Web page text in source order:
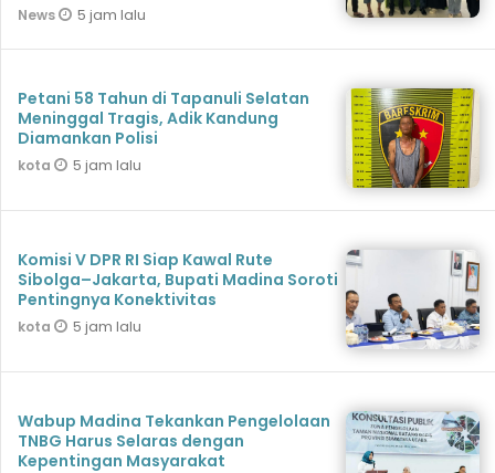
News 5 jam lalu
Petani 58 Tahun di Tapanuli Selatan
Meninggal Tragis, Adik Kandung
Diamankan Polisi
kota 5 jam lalu
Komisi V DPR RI Siap Kawal Rute
Sibolga–Jakarta, Bupati Madina Soroti
Pentingnya Konektivitas
kota 5 jam lalu
Wabup Madina Tekankan Pengelolaan
TNBG Harus Selaras dengan
Kepentingan Masyarakat